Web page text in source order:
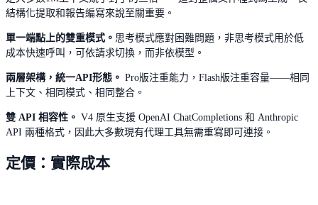
結構化提取和報告編寫來說至關重要。
單一端點上的雙重模式。 思考模式應對困難問題，非思考模式用於低
成本快速呼叫，可依請求切換，而非依模型。
兩層架構，統一API形態。 Pro版注重能力，Flash版注重容量——相同
上下文、相同模式、相同整合。
雙 API 相容性。 V4 原生支援 OpenAI ChatCompletions 和 Anthropic
API 兩種格式，因此大多數現有代理工具無需重寫即可連接。
定價：實際成本